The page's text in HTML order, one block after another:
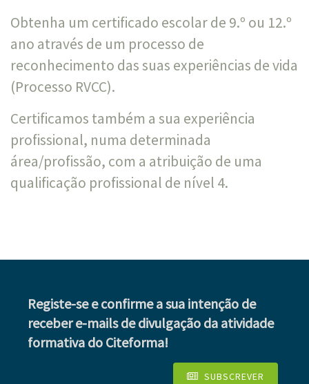
Obtenha um certificado escolar de 9.º ou 12.º
ano através de um processo de
reconhecimento das suas experiências de vida
(Processo RVCC).
Certificamos também a sua experiência
profissional, numa determinada
área/profissão, com a atribuição de uma
qualificação profissional de nível 4.
Registe-se e confirme a sua intenção de
receber e-mails de divulgação da atividade
formativa do Citeforma!
SUBSCREVER